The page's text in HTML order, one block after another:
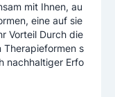
mit Ihnen, au
eine auf sie
Vorteil Durch die
Therapieformen s
nachhaltiger Erfo